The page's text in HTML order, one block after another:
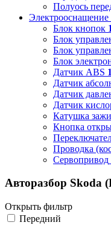
Полуось
Электрооснащение
Блок кнопок 1
Блок
Блок
Блок
Датчик ABS 1
Датчик
Датчик
Датчик
Катушка
Кнопка
Проводка
Сервопривод
Авторазбор Skoda
Открыть фильтр
Передний